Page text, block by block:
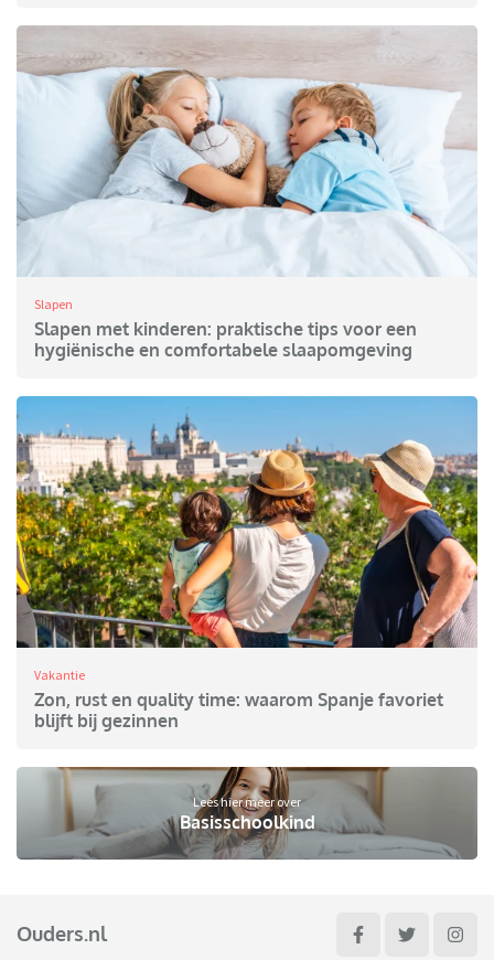
Slapen
Slapen met kinderen: praktische tips voor een
hygiënische en comfortabele slaapomgeving
Vakantie
Zon, rust en quality time: waarom Spanje favoriet
blijft bij gezinnen
Lees hier meer over
Basisschoolkind
Ouders.nl